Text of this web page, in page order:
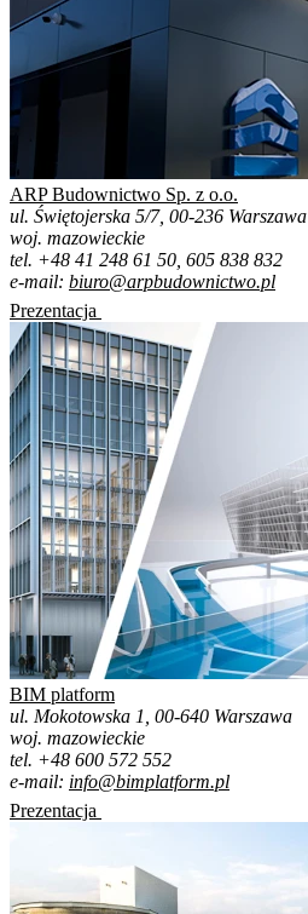
ARP Budownictwo Sp. z o.o.
ul. Świętojerska 5/7, 00-236 Warszawa
woj. mazowieckie
tel. +48 41 248 61 50, 605 838 832
e-mail: biuro@arpbudownictwo.pl
Prezentacja
BIM platform
ul. Mokotowska 1, 00-640 Warszawa
woj. mazowieckie
tel. +48 600 572 552
e-mail: info@bimplatform.pl
Prezentacja